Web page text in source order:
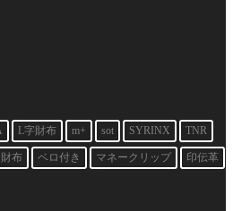
L字財布 m+ sot SYRINX TNR
布 ベロ付き マネークリップ 印伝革